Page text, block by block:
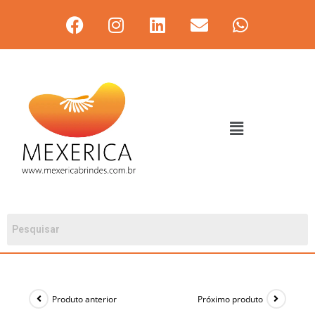
Produto anterior Próximo produto